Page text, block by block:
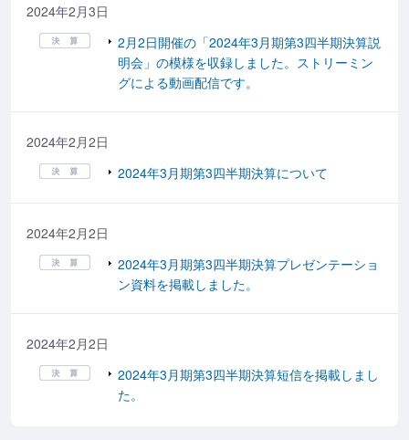
2024年2月3日
2月2日開催の「2024年3月期第3四半期決算説
明会」の模様を収録しました。ストリーミン
グによる動画配信です。
2024年2月2日
2024年3月期第3四半期決算について
2024年2月2日
2024年3月期第3四半期決算プレゼンテーショ
ン資料を掲載しました。
2024年2月2日
2024年3月期第3四半期決算短信を掲載しまし
た。